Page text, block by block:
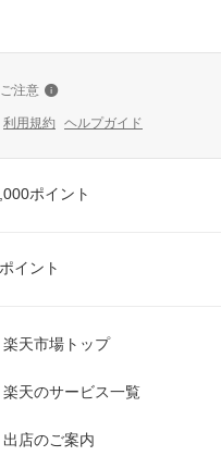
注意
利用規約 ヘルプガイド
ポイント
イント
楽天市場トップ
楽天のサービス一覧
出店のご案内